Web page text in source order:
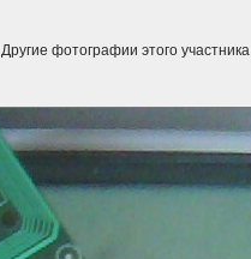
Другие фотографии этого участника